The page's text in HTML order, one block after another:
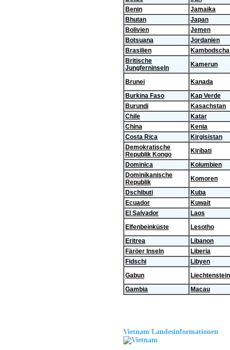
Benin
Jamaika
Bhutan
Japan
Bolivien
Jemen
Botsuana
Jordanien
Brasilien
Kambodscha
Britische
Jungferninseln
Kamerun
Brunei
Kanada
Burkina Faso
Kap Verde
Burundi
Kasachstan
Chile
Katar
China
Kenia
Costa Rica
Kirgisistan
Demokratische
Republik Kongo
Kiribati
Dominica
Kolumbien
Dominikanische
Republik
Komoren
Dschibuti
Kuba
Ecuador
Kuwait
El Salvador
Laos
Elfenbeinküste
Lesotho
Eritrea
Libanon
Färöer Inseln
Liberia
Fidschi
Libyen
Gabun
Liechtenstein
Gambia
Macau
Vietnam Landesinformationen